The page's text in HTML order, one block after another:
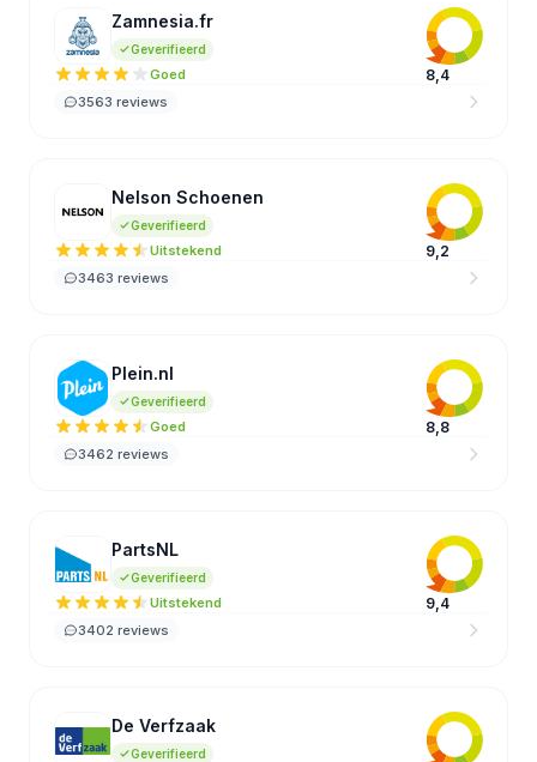
ZA
Zamnesia.fr
Geverifieerd
8,4
Goed
3563 reviews
NS
Nelson Schoenen
Geverifieerd
9,2
Uitstekend
3463 reviews
PL
Plein.nl
Geverifieerd
8,8
Goed
3462 reviews
PA
PartsNL
Geverifieerd
9,4
Uitstekend
3402 reviews
DV
De Verfzaak
Geverifieerd